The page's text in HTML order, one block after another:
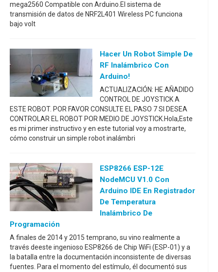
mega2560 Compatible con Arduino.El sistema de
transmisión de datos de NRF2L401 Wireless PC funciona
bajo volt
Hacer Un Robot Simple De
RF Inalámbrico Con
Arduino!
ACTUALIZACIÓN: HE AÑADIDO
CONTROL DE JOYSTICK A
ESTE ROBOT. POR FAVOR CONSULTE EL PASO 7 SI DESEA
CONTROLAR EL ROBOT POR MEDIO DE JOYSTICK.Hola,Este
es mi primer instructivo y en este tutorial voy a mostrarte,
cómo construir un simple robot inalámbri
ESP8266 ESP-12E
NodeMCU V1.0 Con
Arduino IDE En Registrador
De Temperatura
Inalámbrico De
Programación
A finales de 2014 y 2015 temprano, su vino realmente a
través deeste ingenioso ESP8266 de Chip WiFi (ESP-01) y a
la batalla entre la documentación inconsistente de diversas
fuentes. Para el momento del estímulo, él documentó sus